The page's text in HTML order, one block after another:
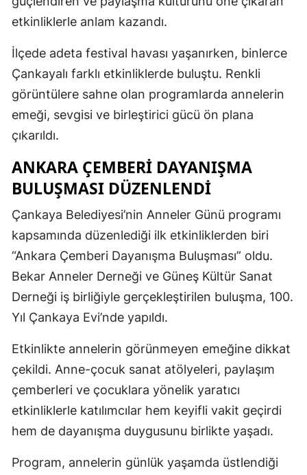
etkinliklerle anlam kazandı.
İlçede adeta festival havası yaşanırken, binlerce
Çankayalı farklı etkinliklerde buluştu. Renkli
görüntülere sahne olan programlarda annelerin
emeği, sevgisi ve birleştirici gücü ön plana
çıkarıldı.
ANKARA ÇEMBERI DAYANIŞMA
BULUŞMASI DÜZENLENDI
Çankaya Belediyesi’nin Anneler Günü programı
kapsamında düzenlediği ilk etkinliklerden biri
“Ankara Çemberi Dayanışma Buluşması” oldu.
Bekar Anneler Derneği ve Güneş Kültür Sanat
Derneği iş birliğiyle gerçekleştirilen buluşma, 100.
Yıl Çankaya Evi’nde yapıldı.
Etkinlikte annelerin görünmeyen emeğine dikkat
çekildi. Anne-çocuk sanat atölyeleri, paylaşım
çemberleri ve çocuklara yönelik yaratıcı
etkinliklerle katılımcılar hem keyifli vakit geçirdi
hem de dayanışma duygusunu birlikte yaşadı.
Program, annelerin günlük yaşamda üstlendiği